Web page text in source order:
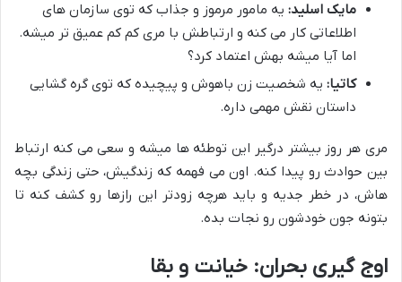
مایک اسلید: یه مامور مرموز و جذاب که توی سازمان های
اطلاعاتی کار می کنه و ارتباطش با مری کم کم عمیق تر میشه.
اما آیا میشه بهش اعتماد کرد؟
کاتیا: یه شخصیت زن باهوش و پیچیده که توی گره گشایی
داستان نقش مهمی داره.
مری هر روز بیشتر درگیر این توطئه ها میشه و سعی می کنه ارتباط
بین حوادث رو پیدا کنه. اون می فهمه که زندگیش، حتی زندگی بچه
هاش، در خطر جدیه و باید هرچه زودتر این رازها رو کشف کنه تا
بتونه جون خودشون رو نجات بده.
اوج گیری بحران: خیانت و بقا